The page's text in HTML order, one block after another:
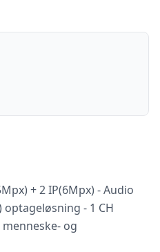
+ 2 IP(6Mpx) - Audio
optageløsning - 1 CH
og